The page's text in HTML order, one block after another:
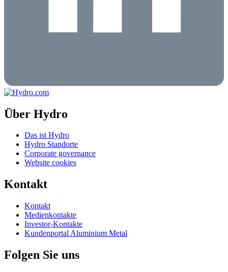
Über Hydro
Das ist Hydro
Hydro Standorte
Corporate governance
Website cookies
Kontakt
Kontakt
Medienkontakte
Investor-Kontakte
Kundenportal Aluminium Metal
Folgen Sie uns